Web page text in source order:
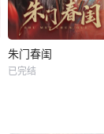
朱门春闺
已完结